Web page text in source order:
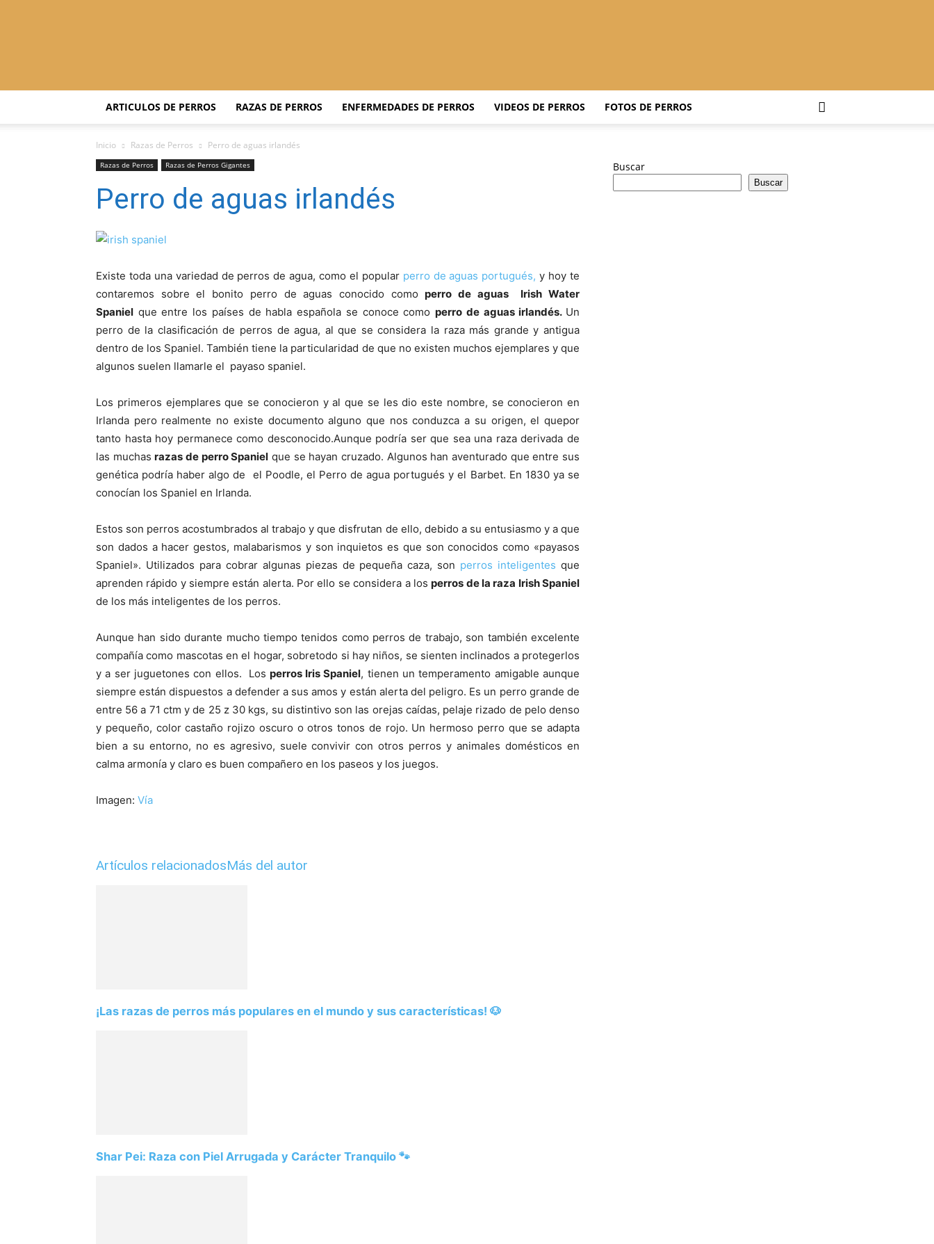
Adiestrar
–
de
Perros
–
Fotos
ARTICULOS DE PERROS RAZAS DE PERROS ENFERMEDADES DE PERROS VIDEOS DE PERROS FOTOS DE PERROS
Inicio Razas de Perros Perro de aguas irlandés
Razas de Perros Razas de Perros Gigantes
Perro de aguas irlandés
Existe toda una variedad de perros de agua, como el popular perro de aguas portugués, y hoy te
contaremos sobre el bonito perro de aguas conocido comoperro de aguas Irish Water
Spaniel que entre los países de habla española se conoce comoperro de aguas irlandés. Un
perro de la clasificación de perros de agua, al que se considera la raza más grande y antigua
dentro de los Spaniel. También tiene la particularidad de que no existen muchos ejemplares y que
algunos suelen llamarle el payaso spaniel.
Los primeros ejemplares que se conocieron y al que se les dio este nombre, se conocieron en
Irlanda pero realmente no existe documento alguno que nos conduzca a su origen, el quepor
tanto hasta hoy permanece como desconocido.Aunque podría ser que sea una raza derivada de
las muchasrazas de perro Spaniel que se hayan cruzado. Algunos han aventurado que entre sus
genética podría haber algo de el Poodle, el Perro de agua portugués y el Barbet. En 1830 ya se
conocían los Spaniel en Irlanda.
Estos son perros acostumbrados al trabajo y que disfrutan de ello, debido a su entusiasmo y a que
son dados a hacer gestos, malabarismos y son inquietos es que son conocidos como «payasos
Spaniel». Utilizados para cobrar algunas piezas de pequeña caza, son perros inteligentes que
aprenden rápido y siempre están alerta. Por ello se considera a losperros de la raza Irish Spaniel
de los más inteligentes de los perros.
Aunque han sido durante mucho tiempo tenidos como perros de trabajo, son también excelente
compañía como mascotas en el hogar, sobretodo si hay niños, se sienten inclinados a protegerlos
y a ser juguetones con ellos. Los perros Iris Spaniel, tienen un temperamento amigable aunque
siempre están dispuestos a defender a sus amos y están alerta del peligro. Es un perro grande de
entre 56 a 71 ctm y de 25 z 30 kgs, su distintivo son las orejas caídas, pelaje rizado de pelo denso
y pequeño, color castaño rojizo oscuro o otros tonos de rojo. Un hermoso perro que se adapta
bien a su entorno, no es agresivo, suele convivir con otros perros y animales domésticos en
calma armonía y claro es buen compañero en los paseos y los juegos.
Imagen: Vía
Artículos relacionadosMás del autor
¡Las razas de perros más populares en el mundo y sus características! 🐶
Shar Pei: Raza con Piel Arrugada y Carácter Tranquilo 🐾
Buscar
Buscar